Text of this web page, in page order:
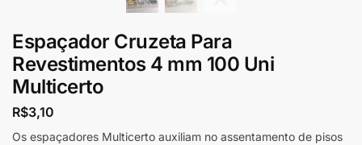
Espaçador Cruzeta Para
Revestimentos 4 mm 100 Uni
Multicerto
R$3,10
Os espaçadores Multicerto auxiliam no assentamento de pisos